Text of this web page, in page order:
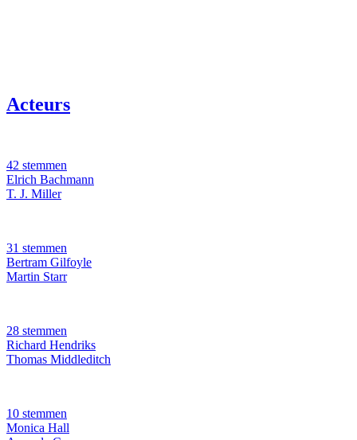
Acteurs
42 stemmen
Elrich Bachmann
T. J. Miller
31 stemmen
Bertram Gilfoyle
Martin Starr
28 stemmen
Richard Hendriks
Thomas Middleditch
10 stemmen
Monica Hall